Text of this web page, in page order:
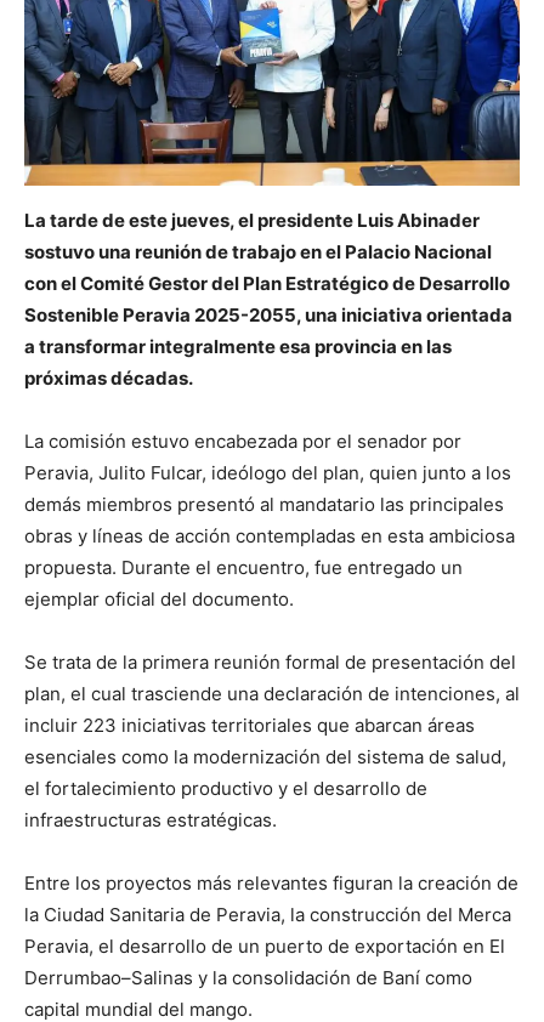
La tarde de este jueves, el presidente Luis Abinader
sostuvo una reunión de trabajo en el Palacio Nacional
con el Comité Gestor del Plan Estratégico de Desarrollo
Sostenible Peravia 2025-2055, una iniciativa orientada
a transformar integralmente esa provincia en las
próximas décadas.
La comisión estuvo encabezada por el senador por
Peravia, Julito Fulcar, ideólogo del plan, quien junto a los
demás miembros presentó al mandatario las principales
obras y líneas de acción contempladas en esta ambiciosa
propuesta. Durante el encuentro, fue entregado un
ejemplar oficial del documento.
Se trata de la primera reunión formal de presentación del
plan, el cual trasciende una declaración de intenciones, al
incluir 223 iniciativas territoriales que abarcan áreas
esenciales como la modernización del sistema de salud,
el fortalecimiento productivo y el desarrollo de
infraestructuras estratégicas.
Entre los proyectos más relevantes figuran la creación de
la Ciudad Sanitaria de Peravia, la construcción del Merca
Peravia, el desarrollo de un puerto de exportación en El
Derrumbao–Salinas y la consolidación de Baní como
capital mundial del mango.